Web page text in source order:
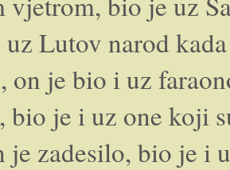
Lutov narod
on je bio i uz
bio je i uz one koji
je zadesilo, bio je i